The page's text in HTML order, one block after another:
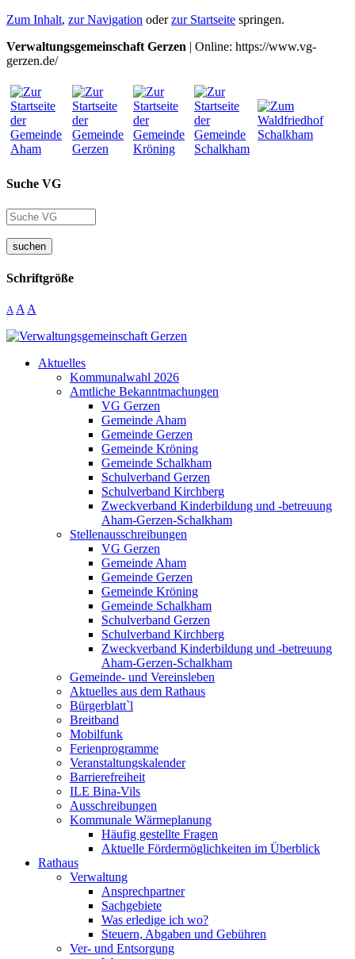
Zum Inhalt, zur Navigation oderzur Startseite springen.
Verwaltungsgemeinschaft Gerzen | Online: https://www.vg-
gerzen.de/
Suche VG
suchen
Schriftgröße
A A A
Aktuelles
Kommunalwahl 2026
Amtliche Bekanntmachungen
VG Gerzen
Gemeinde Aham
Gemeinde Gerzen
Gemeinde Kröning
Gemeinde Schalkham
Schulverband Gerzen
Schulverband Kirchberg
Zweckverband Kinderbildung und -betreuung
Aham-Gerzen-Schalkham
Stellenausschreibungen
VG Gerzen
Gemeinde Aham
Gemeinde Gerzen
Gemeinde Kröning
Gemeinde Schalkham
Schulverband Gerzen
Schulverband Kirchberg
Zweckverband Kinderbildung und -betreuung
Aham-Gerzen-Schalkham
Gemeinde- und Vereinsleben
Aktuelles aus dem Rathaus
Bürgerblatt`l
Breitband
Mobilfunk
Ferienprogramme
Veranstaltungskalender
Barrierefreiheit
ILE Bina-Vils
Ausschreibungen
Kommunale Wärmeplanung
Häufig gestellte Fragen
Aktuelle Fördermöglichkeiten im Überblick
Rathaus
Verwaltung
Ansprechpartner
Sachgebiete
Was erledige ich wo?
Steuern, Abgaben und Gebühren
Ver- und Entsorgung